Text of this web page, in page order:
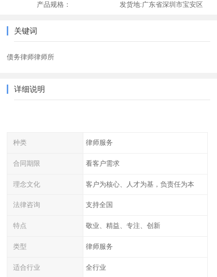
产品规格： 发货地:广东省深圳市宝安区
关键词
债务律师律师所
详细说明
种类 律师服务
合同期限 看客户需求
理念文化 客户为核心、人才为基，负责任为本
法律咨询 支持全国
特点 敬业、精益、专注、创新
类型 律师服务
适合行业 全行业